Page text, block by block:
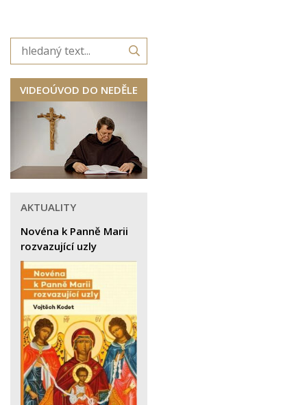
VIDEOÚVOD DO NEDĚLE
AKTUALITY
Novéna k Panně Marii
rozvazující uzly